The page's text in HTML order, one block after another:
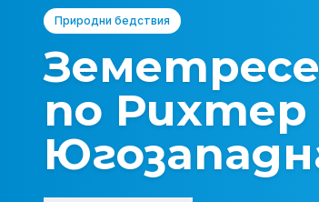
Природни бедствия
по Рихтер